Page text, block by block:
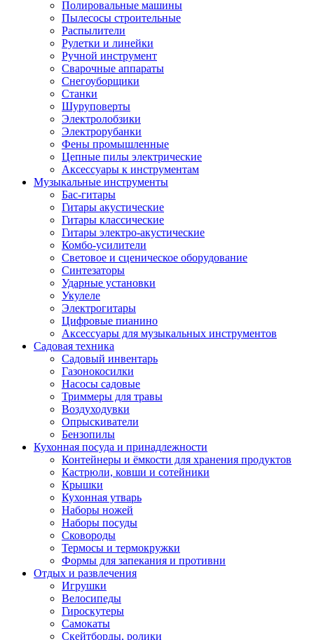
Полировальные машины
Пылесосы строительные
Распылители
Рулетки и линейки
Ручной инструмент
Сварочные аппараты
Снегоуборщики
Станки
Шуруповерты
Электролобзики
Электрорубанки
Фены промышленные
Цепные пилы электрические
Аксессуары к инструментам
Музыкальные инструменты
Бас-гитары
Гитары акустические
Гитары классические
Гитары электро-акустические
Комбо-усилители
Световое и сценическое оборудование
Синтезаторы
Ударные установки
Укулеле
Электрогитары
Цифровые пианино
Аксессуары для музыкальных инструментов
Садовая техника
Садовый инвентарь
Газонокосилки
Насосы садовые
Триммеры для травы
Воздуходувки
Опрыскиватели
Бензопилы
Кухонная посуда и принадлежности
Контейнеры и ёмкости для хранения продуктов
Кастрюли, ковши и сотейники
Крышки
Кухонная утварь
Наборы ножей
Наборы посуды
Сковороды
Термосы и термокружки
Формы для запекания и противни
Отдых и развлечения
Игрушки
Велосипеды
Гироскутеры
Самокаты
Скейтборды, ролики